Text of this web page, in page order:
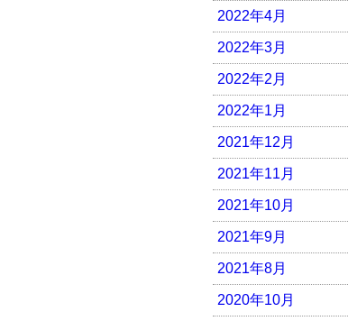
2022年4月
2022年3月
2022年2月
2022年1月
2021年12月
2021年11月
2021年10月
2021年9月
2021年8月
2020年10月